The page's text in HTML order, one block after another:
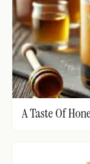
A Taste Of